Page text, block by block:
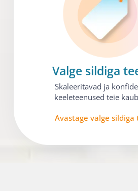
Valge sildiga
Skaleeritavad ja
keeleteenused teie
Avastage valge sildiga